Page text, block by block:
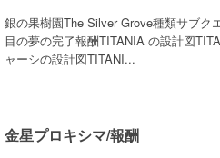
銀の果樹園The Silver Grove種類サブク
目の夢の完了報酬TITANIA の設計図
ャーシの設計図TITANI...
金星プロキシマ/報酬